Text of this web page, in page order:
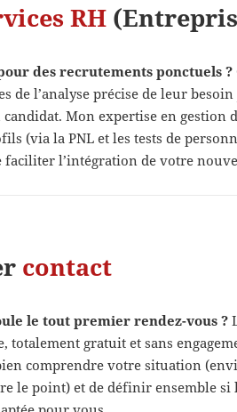
RH
des recrutements ponctuels ?
de l’analyse précise de leur
Mon expertise en gestion
(via la PNL et les tests de
faciliter l’intégration de votre
contact
le tout premier rendez-vous ?
totalement gratuit et sans
comprendre votre situation
le point) et de définir ensemble si